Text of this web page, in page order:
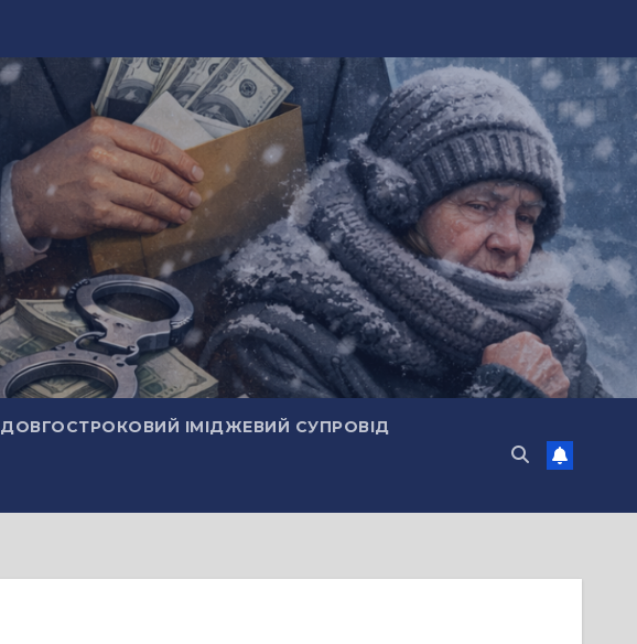
ДОВГОСТРОКОВИЙ ІМІДЖЕВИЙ СУПРОВІД